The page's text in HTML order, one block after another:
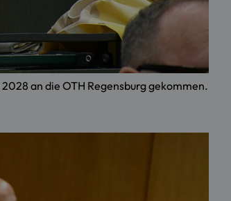
an die OTH Regensburg gekommen.